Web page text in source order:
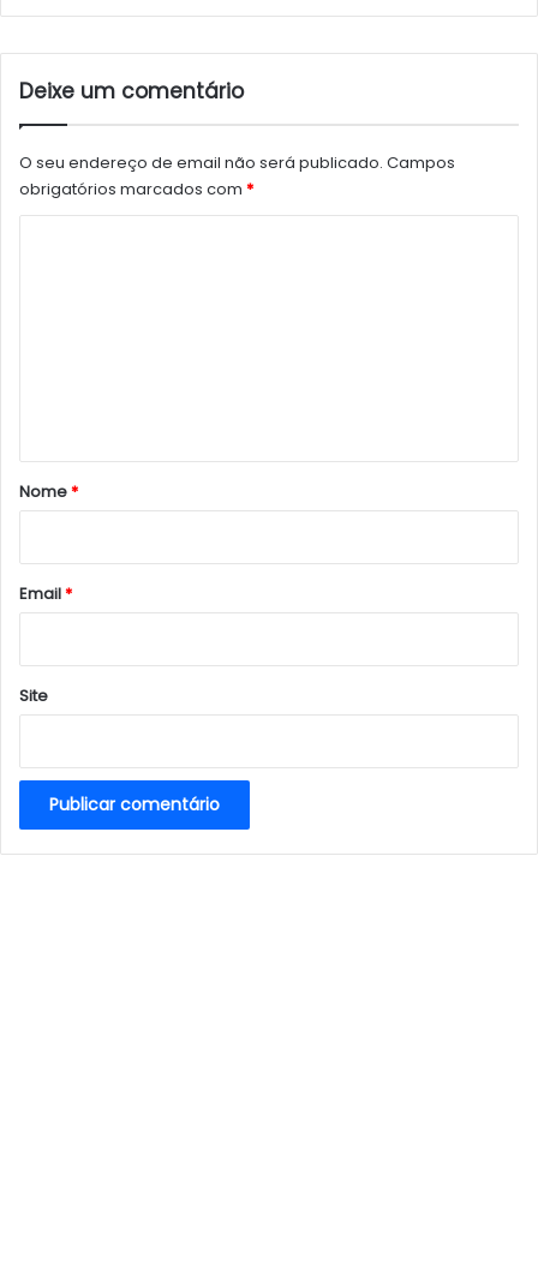
Deixe um comentário
O seu endereço de email não será publicado. Campos
obrigatórios marcados com *
r
*
Nome*
Email*
Site